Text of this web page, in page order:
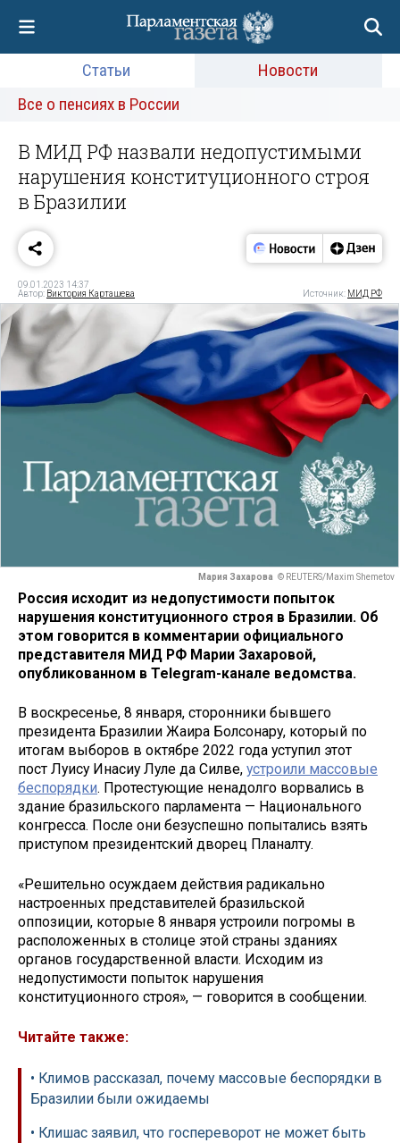
Статьи
Новости
Все о пенсиях в России
В МИД РФ назвали недопустимыми
нарушения конституционного строя
в Бразилии
09.01.2023 14:37
Автор: Виктория Карташева Источник: МИД РФ
Мария Захарова © REUTERS/Maxim Shemetov
Россия исходит из недопустимости попыток
нарушения конституционного строя в Бразилии. Об
этом говорится в комментарии официального
представителя МИД РФ Марии Захаровой,
опубликованном в Telegram-канале ведомства.
В воскресенье, 8 января, сторонники бывшего
президента Бразилии Жаира Болсонару, который по
итогам выборов в октябре 2022 года уступил этот
пост Луису Инасиу Луле да Силве, устроили массовые
беспорядки. Протестующие ненадолго ворвались в
здание бразильского парламента — Национального
конгресса. После они безуспешно попытались взять
приступом президентский дворец Планалту.
«Решительно осуждаем действия радикально
настроенных представителей бразильской
оппозиции, которые 8 января устроили погромы в
расположенных в столице этой страны зданиях
органов государственной власти. Исходим из
недопустимости попыток нарушения
конституционного строя», — говорится в сообщении.
Читайте также:
• Климов рассказал, почему массовые беспорядки в
Бразилии были ожидаемы
• Клишас заявил, что госпереворот не может быть